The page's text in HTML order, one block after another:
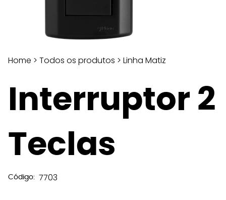
Home > Todos os produtos > Linha Matiz
Interruptor 2
Teclas
Código: 7703